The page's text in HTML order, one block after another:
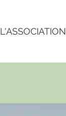
L'ASSOCIATION